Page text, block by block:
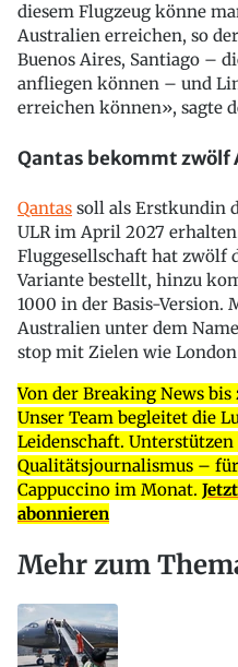
diesem Flugzeug könne
Australien erreichen, so
Buenos Aires, Santiago –
anfliegen können – und
erreichen können», sagte
Qantas bekommt zwölf
Qantas soll als Erstkundin
ULR im April 2027
Fluggesellschaft hat zwölf
Variante bestellt, hinzu
1000 in der Basis-Version.
Australien unter dem
stop mit Zielen wie
Von der Breaking News
Unser Team begleitet die
Leidenschaft. Unterstützen
Qualitätsjournalismus –
Cappuccino im Monat.
abonnieren
Mehr zum